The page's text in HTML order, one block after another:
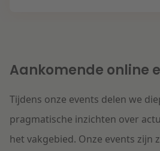
Aankomende online
Tijdens onze events delen we
pragmatische inzichten over
het vakgebied. Onze events zijn